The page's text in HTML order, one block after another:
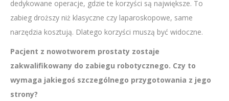
dedykowane operacje, gdzie te korzyści są największe. To
zabieg droższy niż klasyczne czy laparoskopowe, same
narzędzia kosztują. Dlatego korzyści muszą być widoczne.
Pacjent z nowotworem prostaty zostaje
zakwalifikowany do zabiegu robotycznego. Czy to
wymaga jakiegoś szczególnego przygotowania z jego
strony?